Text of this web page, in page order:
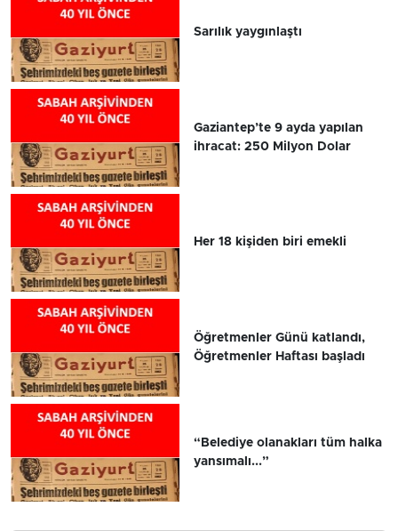
Sarılık yaygınlaştı
Gaziantep’te 9 ayda yapılan
ihracat: 250 Milyon Dolar
Her 18 kişiden biri emekli
Öğretmenler Günü katlandı,
Öğretmenler Haftası başladı
“Belediye olanakları tüm halka
yansımalı...”